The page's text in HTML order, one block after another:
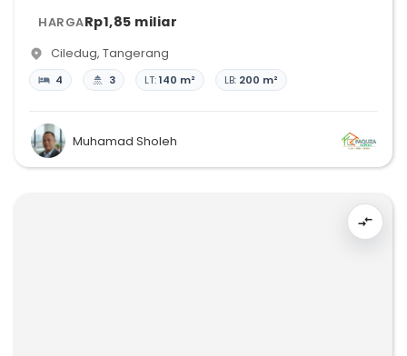
HARGARp1,85 miliar
Ciledug, Tangerang
4 3 LT:140 m² LB: 200 m²
Muhamad Sholeh